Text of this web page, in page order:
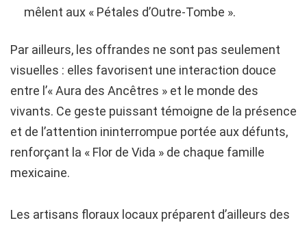
mêlent aux « Pétales d’Outre-Tombe ».
Par ailleurs, les offrandes ne sont pas seulement
visuelles : elles favorisent une interaction douce
entre l’« Aura des Ancêtres » et le monde des
vivants. Ce geste puissant témoigne de la présence
et de l’attention ininterrompue portée aux défunts,
renforçant la « Flor de Vida » de chaque famille
mexicaine.
Les artisans floraux locaux préparent d’ailleurs des